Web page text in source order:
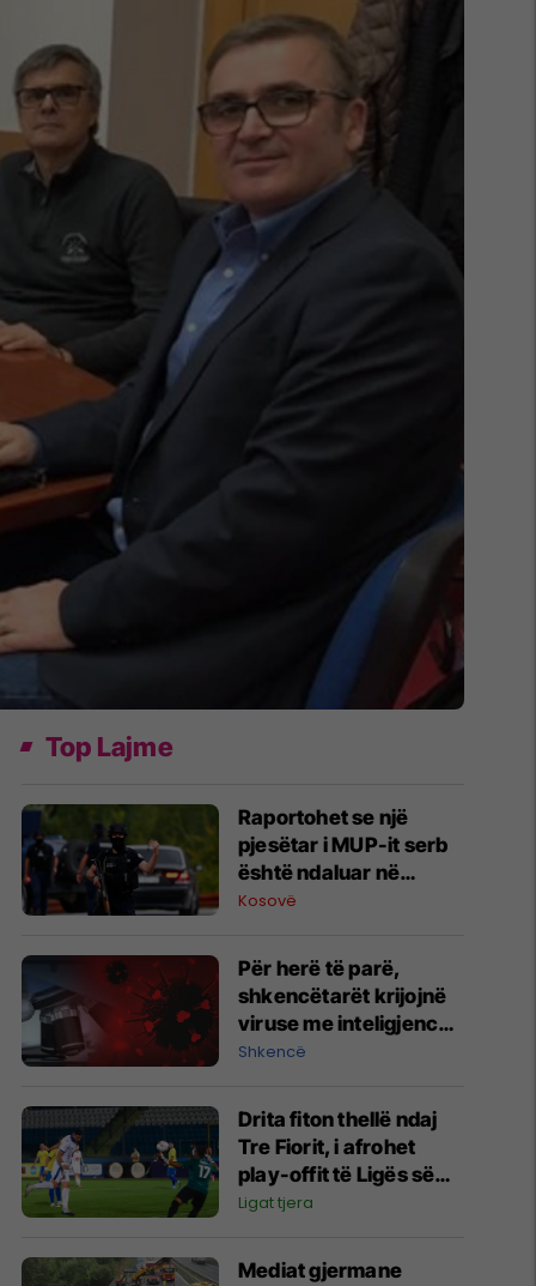
Top Lajme
Raportohet se një
pjesëtar i MUP-it serb
është ndaluar në
Jarinë
Kosovë
Për herë të parë,
shkencëtarët krijojnë
viruse me inteligjencë
artificiale
Shkencë
Drita fiton thellë ndaj
Tre Fiorit, i afrohet
play-offit të Ligës së
Konferencës
Ligat tjera
Mediat gjermane